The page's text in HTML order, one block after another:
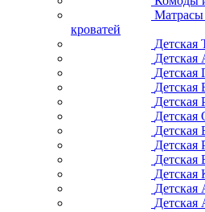
Матрасы
кроватей
Детская
Детская
Детская
Детская
Детская
Детская
Детская
Детская
Детская
Детская